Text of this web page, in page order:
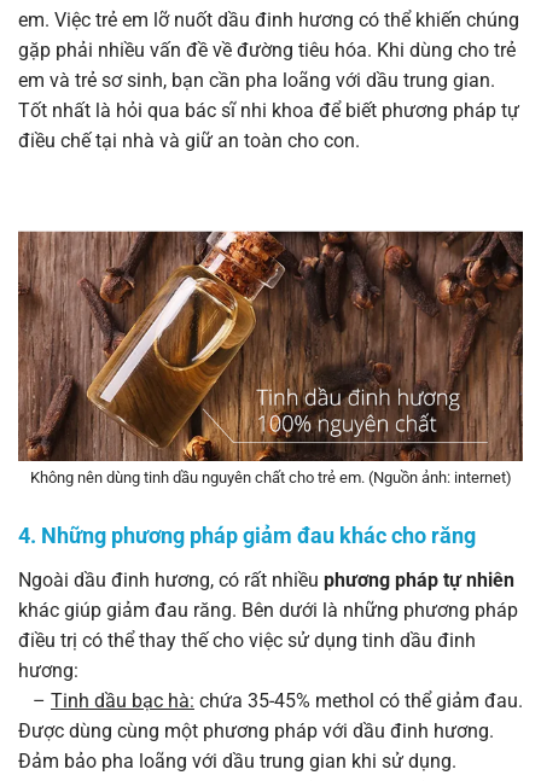
em. Việc trẻ em lỡ nuốt dầu đinh hương có thể khiến chúng
gặp phải nhiều vấn đề về đường tiêu hóa. Khi dùng cho trẻ
em và trẻ sơ sinh, bạn cần pha loãng với dầu trung gian.
Tốt nhất là hỏi qua bác sĩ nhi khoa để biết phương pháp tự
điều chế tại nhà và giữ an toàn cho con.
Không nên dùng tinh dầu nguyên chất cho trẻ em. (Nguồn ảnh: internet)
4. Những phương pháp giảm đau khác cho răng
Ngoài dầu đinh hương, có rất nhiều phương pháp tự nhiên
khác giúp giảm đau răng. Bên dưới là những phương pháp
điều trị có thể thay thế cho việc sử dụng tinh dầu đinh
hương:
– Tinh dầu bạc hà: chứa 35-45% methol có thể giảm đau.
Được dùng cùng một phương pháp với dầu đinh hương.
Đảm bảo pha loãng với dầu trung gian khi sử dụng.